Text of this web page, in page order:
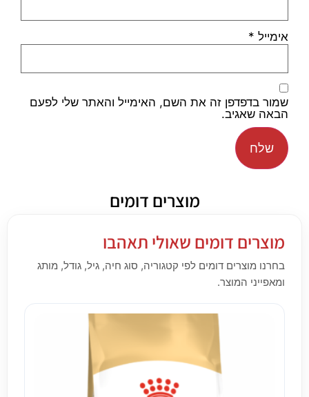
אימייל *
שמור בדפדפן זה את השם, האימייל והאתר שלי לפעם
הבאה שאגיב.
מוצרים דומים
מוצרים דומים שאולי תאהבו
בחרנו מוצרים דומים לפי קטגוריה, סוג חיה, גיל, גודל, מותג
ומאפייני המוצר.